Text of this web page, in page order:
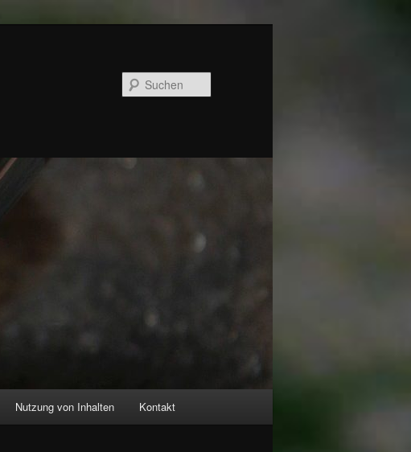
Nutzung von Inhalten Kontakt